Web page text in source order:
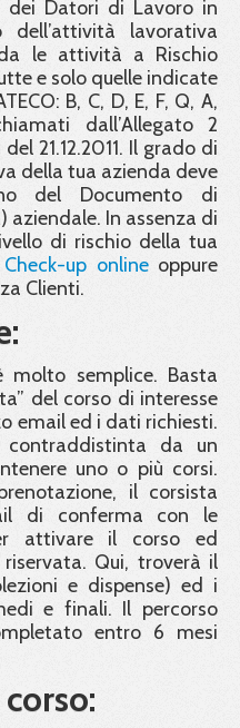
Datori di Lavoro in
lavorativa
le attività a Rischio
e solo quelle indicate
B, C, D, E, F, Q, A,
dall’Allegato 2
21.12.2011. Il grado di
della tua azienda deve
del Documento di
aziendale. In assenza di
di rischio della tua
Check-up onlineoppure
Clienti.
semplice. Basta
del corso di interesse
email ed i dati richiesti.
contraddistinta da un
uno o più corsi.
il corsista
di conferma con le
attivare il corso ed
Qui, troverà il
e dispense) ed i
e finali. Il percorso
entro 6 mesi